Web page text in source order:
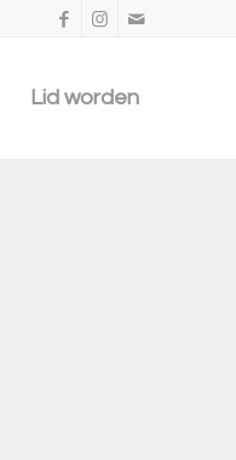
Lid worden